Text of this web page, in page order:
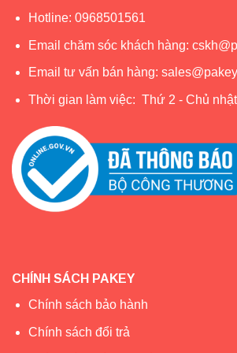
Bé vừa có thể chơi cầu trượt, vừa chơi
Hotline: 0968501561
Email chăm sóc khách hàng:
Email tư vấn bán hàng:
Thời gian làm việc: Thứ 2 - Chủ
CHÍNH SÁCH PAKEY
Chính sách bảo hành
Chính sách đổi trả